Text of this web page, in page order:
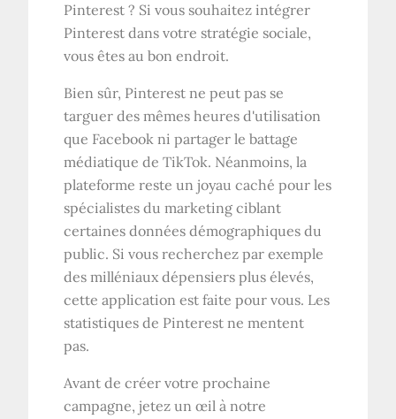
Pinterest ? Si vous souhaitez intégrer
Pinterest dans votre stratégie sociale,
vous êtes au bon endroit.
Bien sûr, Pinterest ne peut pas se
targuer des mêmes heures d'utilisation
que Facebook ni partager le battage
médiatique de TikTok. Néanmoins, la
plateforme reste un joyau caché pour les
spécialistes du marketing ciblant
certaines données démographiques du
public. Si vous recherchez par exemple
des milléniaux dépensiers plus élevés,
cette application est faite pour vous. Les
statistiques de Pinterest ne mentent
pas.
Avant de créer votre prochaine
campagne, jetez un œil à notre